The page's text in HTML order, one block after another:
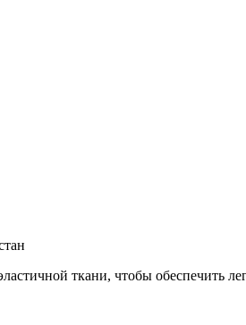
ткани, чтобы обеспечить